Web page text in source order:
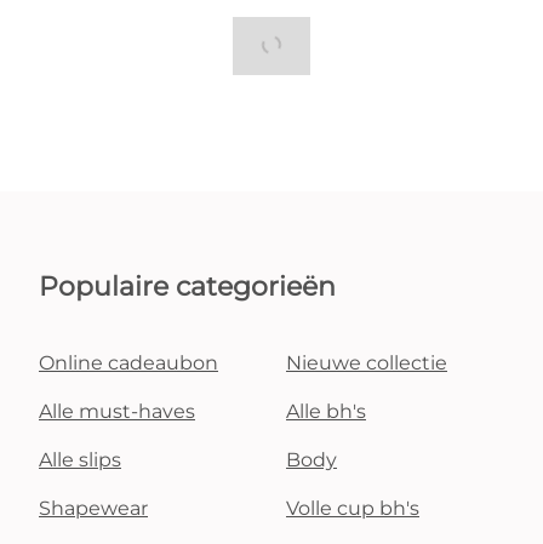
Populaire categorieën
Online cadeaubon Nieuwe collectie
Alle must-haves Alle bh's
Alle slips Body
Shapewear Volle cup bh's